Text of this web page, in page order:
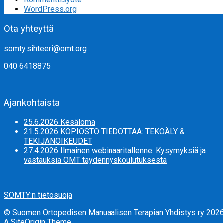
WordPress.org
Ota yhteyttä
somty.sihteeri@omt.org
040 6418875
Ajankohtaista
25.6.2026 Kesäloma
21.5.2026 KOPIOSTO TIEDOTTAA: TEKOÄLY &
TEKIJÄNOIKEUDET
27.4.2026 Ilmainen webinaaritallenne: Kysymyksiä ja
vastauksia OMT täydennyskoulutuksesta
SOMTY:n tietosuoja
© Suomen Ortopedisen Manuaalisen Terapian Yhdistys ry